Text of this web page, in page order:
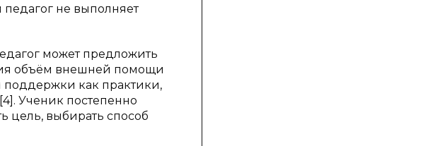
не выполняет
может предложить
объём внешней помощи
поддержки как практики,
Ученик постепенно
цель, выбирать способ